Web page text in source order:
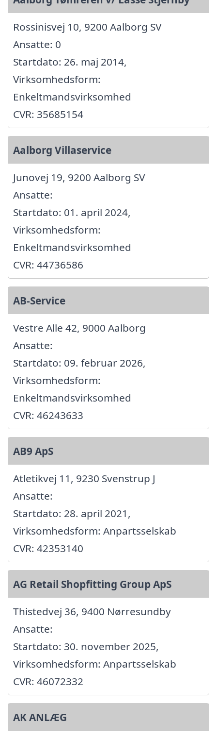
Rossinisvej 10, 9200 Aalborg SV
Ansatte: 0
Startdato: 26. maj 2014,
Virksomhedsform:
Enkeltmandsvirksomhed
CVR: 35685154
Aalborg Villaservice
Junovej 19, 9200 Aalborg SV
Ansatte:
Startdato: 01. april 2024,
Virksomhedsform:
Enkeltmandsvirksomhed
CVR: 44736586
AB-Service
Vestre Alle 42, 9000 Aalborg
Ansatte:
Startdato: 09. februar 2026,
Virksomhedsform:
Enkeltmandsvirksomhed
CVR: 46243633
AB9 ApS
Atletikvej 11, 9230 Svenstrup J
Ansatte:
Startdato: 28. april 2021,
Virksomhedsform: Anpartsselskab
CVR: 42353140
AG Retail Shopfitting Group ApS
Thistedvej 36, 9400 Nørresundby
Ansatte:
Startdato: 30. november 2025,
Virksomhedsform: Anpartsselskab
CVR: 46072332
AK ANLÆG